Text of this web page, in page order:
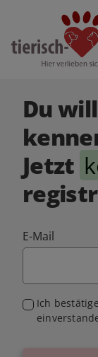
Du
Jetzt
E-Mail
Ich